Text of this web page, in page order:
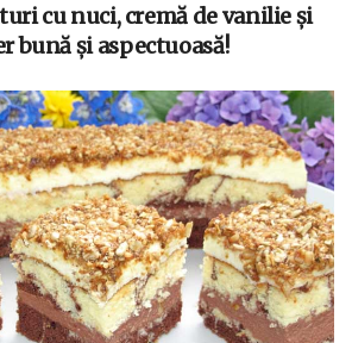
cu nuci, cremă de vanilie și
bună și aspectuoasă!